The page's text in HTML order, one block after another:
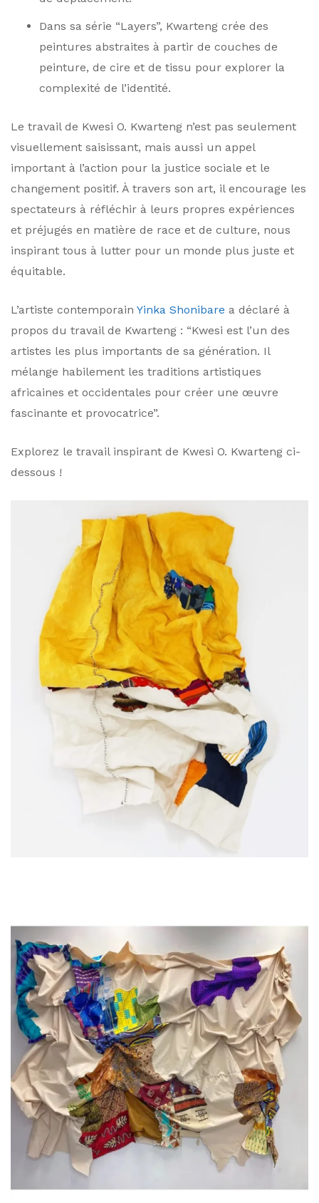
Dans sa série “Layers”, Kwarteng crée des
peintures abstraites à partir de couches de
peinture, de cire et de tissu pour explorer la
complexité de l’identité.
Le travail de Kwesi O. Kwarteng n’est pas seulement
visuellement saisissant, mais aussi un appel
important à l’action pour la justice sociale et le
changement positif. À travers son art, il encourage les
spectateurs à réfléchir à leurs propres expériences
et préjugés en matière de race et de culture, nous
inspirant tous à lutter pour un monde plus juste et
équitable.
L’artiste contemporain Yinka Shonibare a déclaré à
propos du travail de Kwarteng : “Kwesi est l’un des
artistes les plus importants de sa génération. Il
mélange habilement les traditions artistiques
africaines et occidentales pour créer une œuvre
fascinante et provocatrice”.
Explorez le travail inspirant de Kwesi O. Kwarteng ci-
dessous !